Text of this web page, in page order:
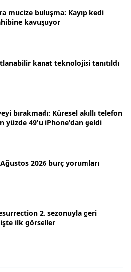
mucize buluşma: Kayıp kedi
kavuşuyor
kanat teknolojisi tanıtıldı
bırakmadı: Küresel akıllı telefon
yüzde 49'u iPhone'dan geldi
2026 burç yorumları
2. sezonuyla geri
ilk görseller